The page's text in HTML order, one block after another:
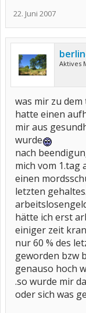
22. Juni 2007
Aktives
was mir zu
hatte einen
mir aus
wurde
nach
mich vom 1.tag
einen
letzten
hätte ich erst
einiger zeit
nur 60 % des
geworden bzw
genauso hoch
.so wurde mir
oder sich was